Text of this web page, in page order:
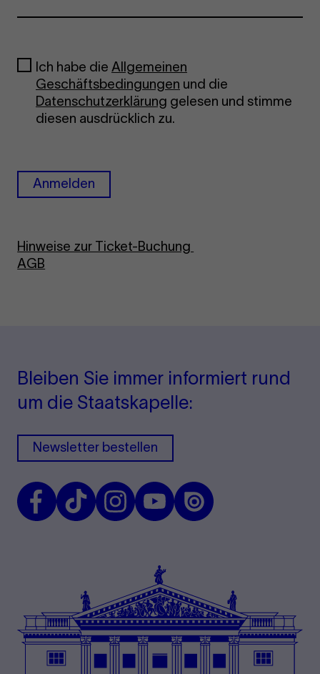
Ich habe die Allgemeinen
Geschäftsbedingungen und die
Datenschutzerklärung gelesen und stimme
diesen ausdrücklich zu.
Anmelden
Hinweise zur Ticket-Buchung
AGB
Bleiben Sie immer informiert rund
um die Staatskapelle:
Newsletter bestellen
FacebookTikTok InstagramYoutubeIssuu